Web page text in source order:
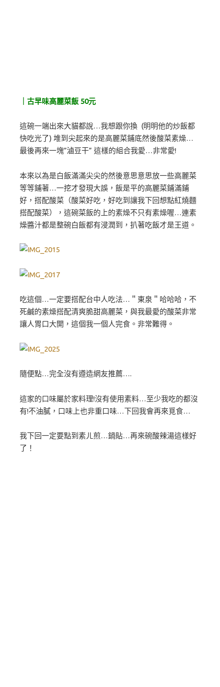
｜古早味高麗菜飯 50元
這碗一端出來大貓都說…我想跟你換 (明明他的炒飯都
快吃光了) 堆到尖起來的是高麗菜鋪底然後酸菜素燥…
最後再來一塊”滷豆干” 這樣的組合我愛…非常愛!
本來以為是白飯滿滿尖尖的然後意思意思放一些高麗菜
等等鋪著…一挖才發現大誤，飯是平的高麗菜鋪滿鋪
好，搭配酸菜（酸菜好吃，好吃到讓我下回想點紅燒麵
搭配酸菜），這碗菜飯的上的素燥不只有素燥喔…連素
燥醬汁都是整碗白飯都有浸潤到，扒著吃飯才是王道。
吃這個…一定要搭配台中人吃法…＂東泉＂哈哈哈，不
死鹹的素燥搭配清爽脆甜高麗菜，與我最愛的酸菜非常
讓人胃口大開，這個我一個人完食。非常難得。
隨便點…完全沒有遵造網友推薦….
這家的口味屬於家料理!沒有使用素料…至少我吃的都沒
有!不油膩，口味上也非重口味…下回我會再來覓食…
我下回一定要點到素ㄦ煎…鍋貼…再來碗酸辣湯這樣好
了！